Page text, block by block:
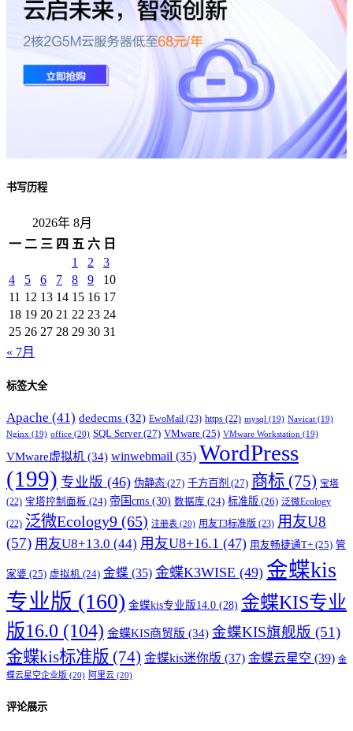
书写历程
2026年 8月
一 二 三 四 五 六 日
1
2
3
4
5 6 7 8 9
10
11 12 13 14 15 16 17
18 19 20 21 22 23 24
25 26 27 28 29 30 31
« 7月
标签大全
Apache (41) dedecms (32) EwoMail (23) https (22) mysql (19) Navicat (19)
Nginx (19) office (20) SQL Server(27) VMware (25) VMware Workstation (19)
VMware虚拟机 (34) winwebmail (35) WordPress
(199) 专业版 (46) 伪静态 (27) 千方百剂 (27) 商标 (75) 宝塔
(22) 宝塔控制面板 (24) 帝国cms (30) 数据库 (24) 标准版 (26) 泛微Ecology
(22) 泛微Ecology9 (65) 注册表 (20) 用友T3标准版 (23) 用友U8
(57) 用友U8+13.0 (44) 用友U8+16.1 (47) 用友畅捷通T+ (25) 管
家婆 (25) 虚拟机 (24) 金蝶 (35) 金蝶K3WISE (49) 金蝶kis
专业版 (160) 金蝶kis专业版14.0 (28) 金蝶KIS专业
版16.0 (104) 金蝶KIS商贸版 (34) 金蝶KIS旗舰版 (51)
金蝶kis标准版 (74) 金蝶kis迷你版 (37) 金蝶云星空 (39) 金
蝶云星空企业版 (20) 阿里云 (20)
评论展示